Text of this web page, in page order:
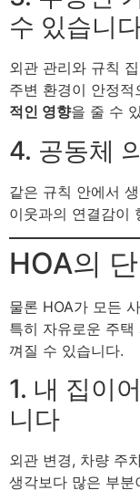
수 있습니
외관 관리와 규칙
주변 환경이 안정적
적인 영향을 줄 수
4. 공동체
같은 규칙 안에서
이웃과의 연결감이
HOA의
물론 HOA가 모든
특히 자유로운 주
껴질 수 있습니다.
1. 내 집이
니다
외관 변경, 차량 주
생각보다 많은 부